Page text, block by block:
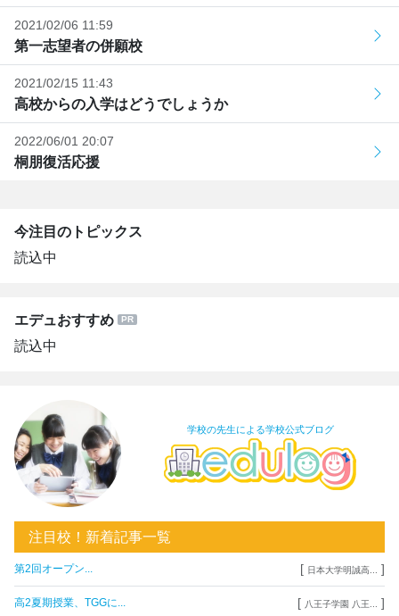
2021/02/06 11:59
第一志望者の併願校
2021/02/15 11:43
高校からの入学はどうでしょうか
2022/06/01 20:07
桐朋復活応援
今注目のトピックス
読込中
エデュおすすめ
読込中
学校の先生による学校公式ブログ
注目校！新着記事一覧
第2回オープン... [ 日本大学明誠高... ]
高2夏期授業、TGGに... [ 八王子学園 八王... ]